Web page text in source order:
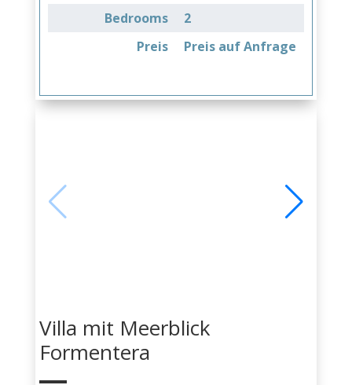
Bedrooms
2
Preis
Preis auf Anfrage
Villa mit Meerblick
Formentera